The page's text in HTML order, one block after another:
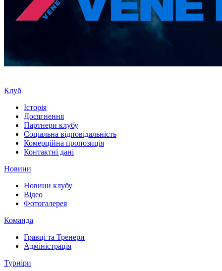
Клуб
Історія
Досягнення
Партнери клубу
Соціальна відповідальність
Комерційна пропозиція
Контактні дані
Новини
Новини клубу
Відео
Фотогалерея
Команда
Гравці та Тренери
Адміністрація
Турніри